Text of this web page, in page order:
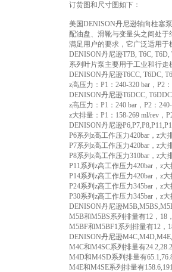
订货图和尺寸图如下：
美国DENISON丹尼逊轴向柱塞
配油盘、滑靴与变量头之间处
满足用户的要求，它广泛适用
DENISON丹尼逊T7B, T6C,
系列叶片泵主要用于工业和行走
DENISON丹尼逊T6CC, T6DC,
z高压力：P1：240-320 bar，P2
DENISON丹尼逊T6DCC,
z高压力：P1：240 bar，P2：
z大排量：P1：158-269 ml/rev，
DENISON丹尼逊
P6系列z高工作压力420bar，z大
P7系列z高工作压力420bar，z大
P8系列z高工作压力310bar，z大
P11系列z高工作压力420bar，z
P14系列z高工作压力420bar，z
P24系列z高工作压力345bar，z
P30系列z高工作压力345bar，z
DENISON丹尼逊
M5B和M5BS系列排量有12，18
M5BF和M5BF1系列排量有12，
DENISON丹尼逊
M4C和M4SC系列排量有
M4D和M4SD系列排量有
M4E和M4SE系列排量有